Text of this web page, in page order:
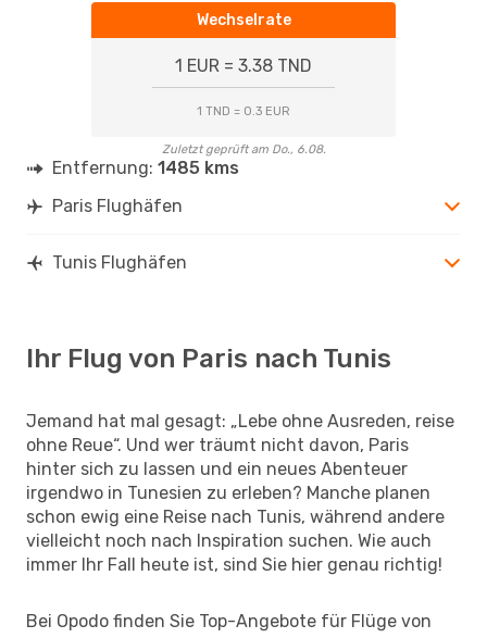
Wechselrate
1 EUR = 3.38 TND
1 TND = 0.3 EUR
Zuletzt geprüft am Do., 6.08.
Entfernung: 1485 kms
Paris Flughäfen
Tunis Flughäfen
Ihr Flug von Paris nach Tunis
Jemand hat mal gesagt: „Lebe ohne Ausreden, reise
ohne Reue“. Und wer träumt nicht davon, Paris
hinter sich zu lassen und ein neues Abenteuer
irgendwo in Tunesien zu erleben? Manche planen
schon ewig eine Reise nach Tunis, während andere
vielleicht noch nach Inspiration suchen. Wie auch
immer Ihr Fall heute ist, sind Sie hier genau richtig!
Bei Opodo finden Sie Top-Angebote für Flüge von